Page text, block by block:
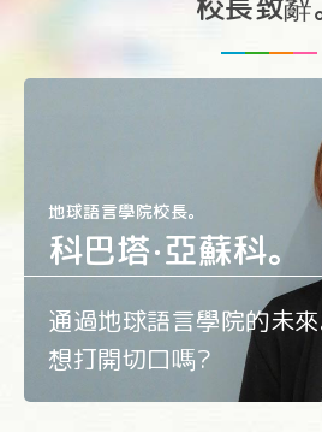
地球語言學院校長。
科巴塔·亞蘇科。
通過地球語言學院的未
想打開切口嗎?